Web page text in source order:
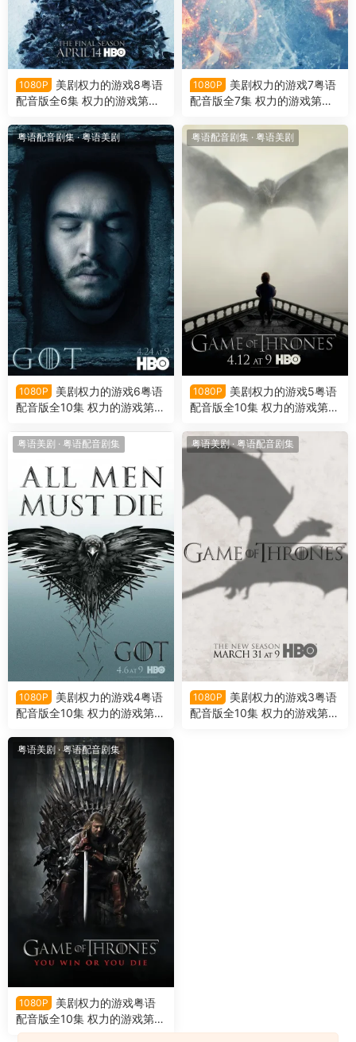
1080P
美剧权力的游戏8粤语
配音版全6集 权力的游戏第八
1080P
美剧权力的游戏7粤语
配音版全7集 权力的游戏第七
粤语配音剧集·粤语美剧
1080P
美剧权力的游戏6粤语
配音版全10集 权力的游戏第六
粤语配音剧集 · 粤语美剧
1080P
美剧权力的游戏5粤语
配音版全10集 权力的游戏第五
粤语美剧 · 粤语配音剧集
1080P
美剧权力的游戏4粤语
配音版全10集 权力的游戏第四
粤语美剧· 粤语配音剧集
1080P
美剧权力的游戏3粤语
配音版全10集 权力的游戏第三
粤语美剧· 粤语配音剧集
1080P
美剧权力的游戏粤语
配音版全10集 权力的游戏第一
季粤语版